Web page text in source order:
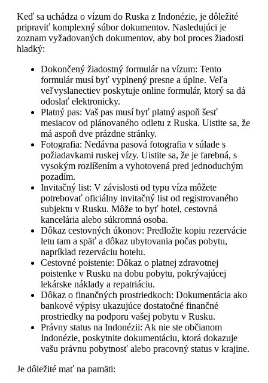
Keď sa uchádza o vízum do Ruska z Indonézie, je dôležité
pripraviť komplexný súbor dokumentov. Nasledujúci je
zoznam vyžadovaných dokumentov, aby bol proces žiadosti
hladký:
Dokončený žiadostný formulár na vízum: Tento
formulár musí byť vyplnený presne a úplne. Veľa
veľvyslanectiev poskytuje online formulár, ktorý sa dá
odoslať elektronicky.
Platný pas: Vaš pas musí byť platný aspoň šesť
mesiacov od plánovaného odletu z Ruska. Uistite sa, že
má aspoň dve prázdne stránky.
Fotografia: Nedávna pasová fotografia v súlade s
požiadavkami ruskej vízy. Uistite sa, že je farebná, s
vysokým rozlíšením a vyhotovená pred jednoduchým
pozadím.
Invitačný list: V závislosti od typu víza môžete
potrebovať oficiálny invitačný list od registrovaného
subjektu v Rusku. Môže to byť hotel, cestovná
kancelária alebo súkromná osoba.
Dôkaz cestovných úkonov: Predložte kopiu rezervácie
letu tam a späť a dôkaz ubytovania počas pobytu,
napríklad rezerváciu hotelu.
Cestovné poistenie: Dôkaz o platnej zdravotnej
poistenke v Rusku na dobu pobytu, pokrývajúcej
lekárske náklady a repatriáciu.
Dôkaz o finančných prostriedkoch: Dokumentácia ako
bankové výpisy ukazujúce dostatočné finančné
prostriedky na podporu vašej pobytu v Rusku.
Právny status na Indonézii: Ak nie ste občianom
Indonézie, poskytnite dokumentáciu, ktorá dokazuje
vašu právnu pobytnosť alebo pracovný status v krajine.
Je dôležité mať na pamäti: